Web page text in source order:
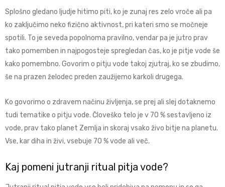
Splošno gledano ljudje hitimo piti, ko je zunaj res zelo vroče ali pa
ko zaključimo neko fizično aktivnost, pri kateri smo se močneje
spotili. To je seveda popolnoma pravilno, vendar pa je jutro prav
tako pomemben in najpogosteje spregledan čas, ko je pitje vode še
kako pomembno. Govorim o pitju vode takoj zjutraj, ko se zbudimo,
še na prazen želodec preden zaužijemo karkoli drugega.
Ko govorimo o zdravem načinu življenja, se prej ali slej dotaknemo
tudi tematike o pitju vode. Človeško telo je v 70 % sestavljeno iz
vode, prav tako planet Zemlja in skoraj vsako živo bitje na planetu.
Vse, kar diha in živi, vsebuje 70 % vode ali več.
Kaj pomeni jutranji ritual pitja vode?